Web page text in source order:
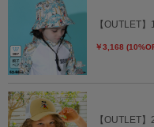
【OUTLET
￥3,168
【OUTLET